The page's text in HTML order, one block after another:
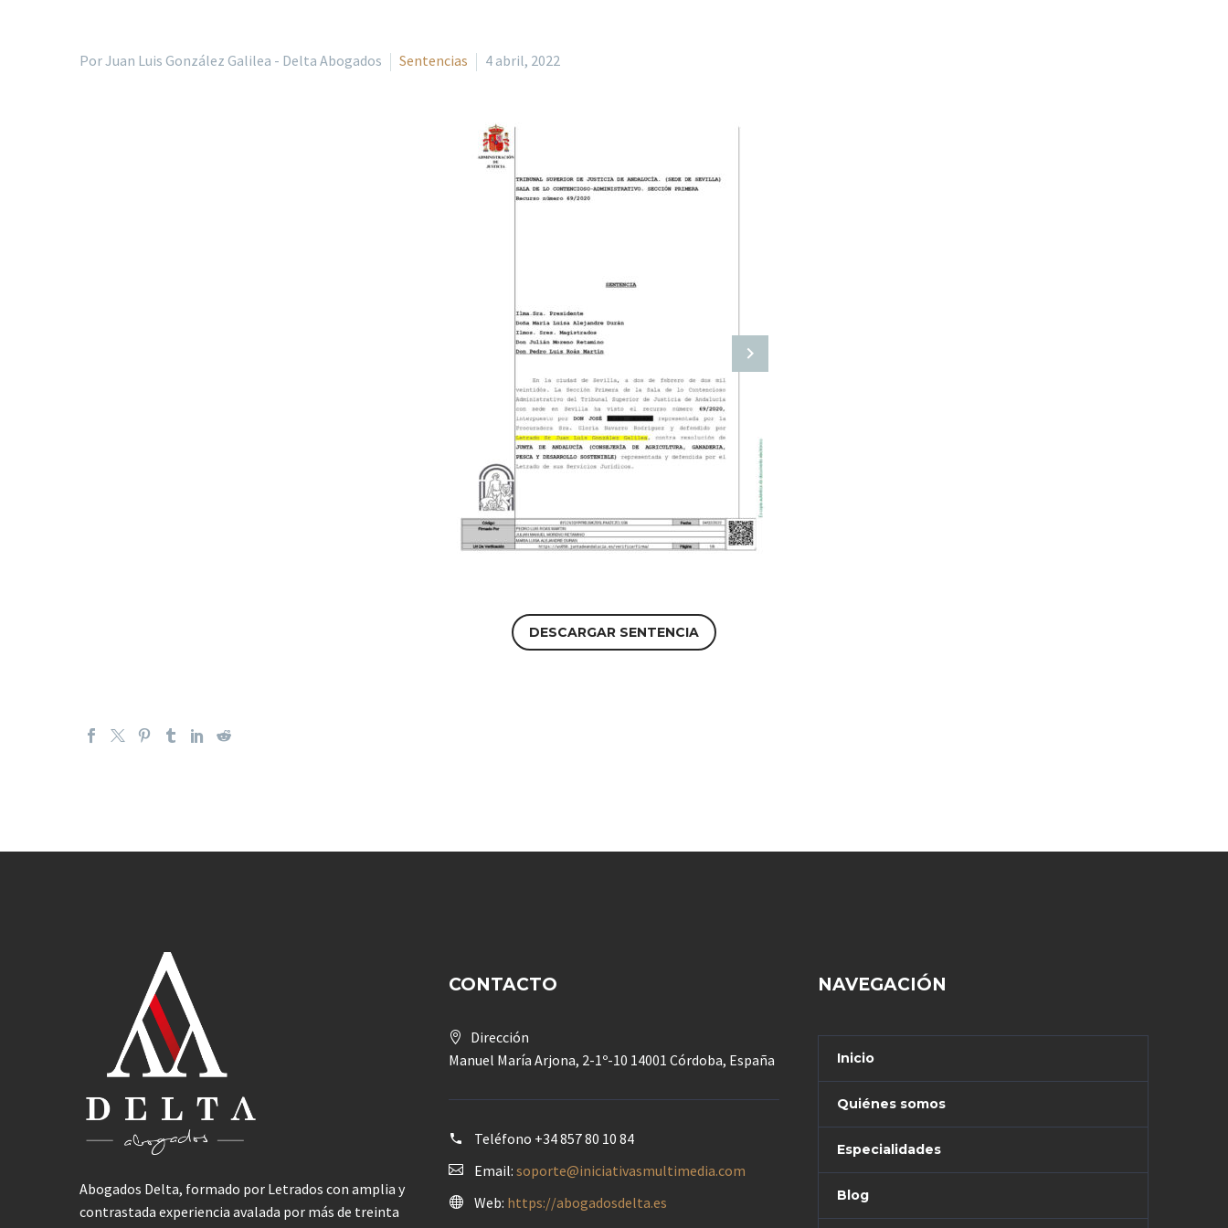
Por Juan Luis González Galilea - Delta Abogados Sentencias 4 abril, 2022
DESCARGAR SENTENCIA
Abogados Delta, formado por Letrados con amplia y
contrastada experiencia avalada por más de treinta
CONTACTO
Dirección
Manuel María Arjona, 2-1º-10 14001 Córdoba, España
Teléfono +34 857 80 10 84
Email: soporte@iniciativasmultimedia.com
Web: https://abogadosdelta.es
NAVEGACIÓN
Inicio
Quiénes somos
Especialidades
Blog